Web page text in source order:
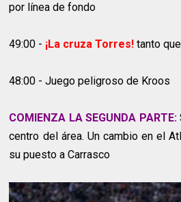
por línea de fondo
49:00 - ¡La cruza Torres! tanto
48:00 - Juego peligroso de Kroos
COMIENZA LA SEGUNDA PARTE:
centro del área. Un cambio en el
su puesto a Carrasco